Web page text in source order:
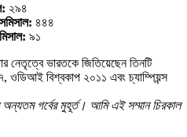
২৯৪
৪৪৪
৯১
নেতৃত্বে ভারতকে জিতিয়েছেন তিনটি
বিশ্বকাপ ২০১১ এবং চ্যাম্পিয়ন্স
গর্বের মুহূর্ত। আমি এই সম্মান চিরকাল